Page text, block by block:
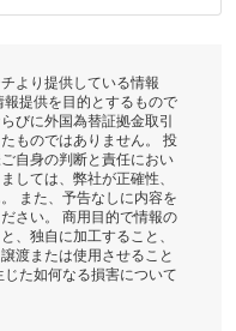
より提供している情報
報提供を目的とするもので
びに外国為替証拠金取引
ものではありません。 投
自身の判断と責任におい
しては、弊社が正確性、
また、予告なしに内容を
さい。 商用目的で情報の
、独自に加工すること、
渡または使用させること
た如何なる損害について